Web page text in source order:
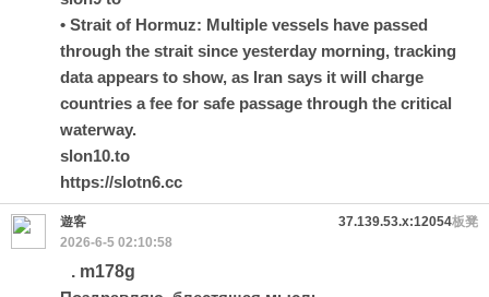
• Strait of Hormuz: Multiple vessels have passed
through the strait since yesterday morning, tracking
data appears to show, as Iran says it will charge
countries a fee for safe passage through the critical
waterway.
slon10.to
https://slotn6.cc
板凳
遊客
37.139.53.x:12054
2026-6-5 02:10:58
. m178g